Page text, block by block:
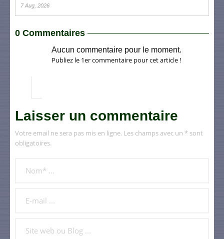
7 Aug, 2026
0 Commentaires
Aucun commentaire pour le moment.
Publiez le 1er commentaire pour cet article !
Laisser un commentaire
Votre email ne sera pas mis en ligne. Les champs avec un * sont
obligatoires.